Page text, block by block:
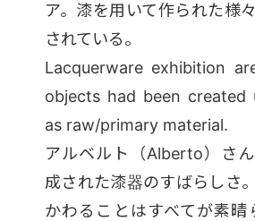
ア。漆を用いて作られた様
されている。
Lacquerware exhibition
objects had been created
as raw/primary material.
アルベルト（Alberto）さ
成された漆器のすばらしさ
かわることはすべてが素